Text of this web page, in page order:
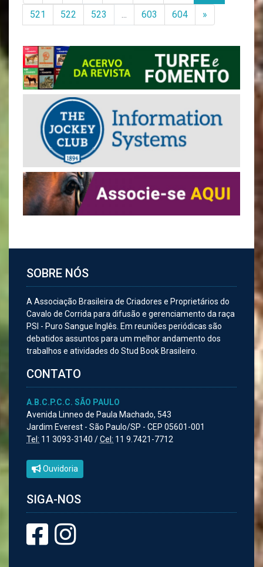
521
522 523 ... 603 604 »
SOBRE NÓS
A Associação Brasileira de Criadores e Proprietários do
Cavalo de Corrida para difusão e gerenciamento da raça
PSI - Puro Sangue Inglês. Em reuniões periódicas são
debatidos assuntos para um melhor andamento dos
trabalhos e atividades do Stud Book Brasileiro.
CONTATO
A.B.C.P.C.C. SÃO PAULO
Avenida Linneo de Paula Machado, 543
Jardim Everest - São Paulo/SP - CEP 05601-001
Tel: 11 3093-3140 /Cel: 11 9.7421-7712
Ouvidoria
SIGA-NOS